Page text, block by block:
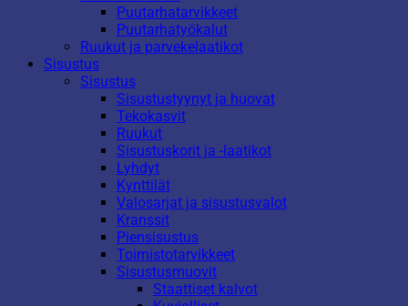
Puutarhatarvikkeet
Puutarhatyökalut
Ruukut ja parvekelaatikot
Sisustus
Sisustus
Sisustustyynyt ja huovat
Tekokasvit
Ruukut
Sisustuskorit ja -laatikot
Lyhdyt
Kynttilät
Valosarjat ja sisustusvalot
Kranssit
Piensisustus
Toimistotarvikkeet
Sisustusmuovit
Staattiset kalvot